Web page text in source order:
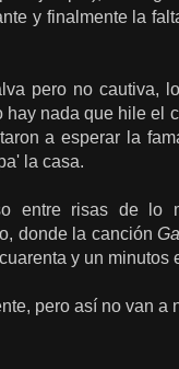
y finalmente la
pero no cautiva,
nada que hile el
a esperar la
la casa.
entre risas de lo
donde la canción
y un minutos
pero así no van a